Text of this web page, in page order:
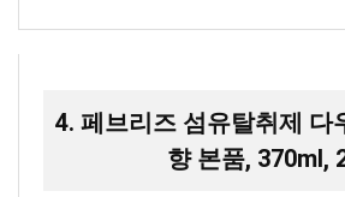
4. 페브리즈 섬유탈취제 다
향 본품, 370ml,